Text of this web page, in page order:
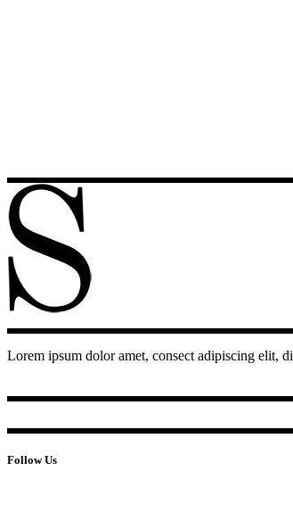
Lorem ipsum dolor amet, consect adipiscing elit,
Follow Us